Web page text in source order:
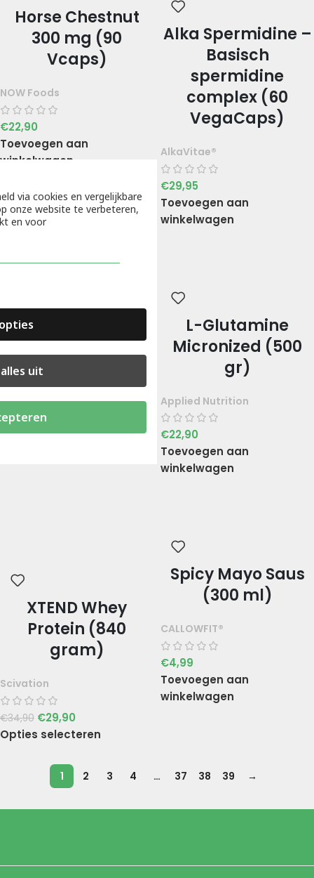
Horse Chestnut
300 mg (90
Vcaps)
NOW Foods
€22,90
Toevoegen aan
winkelwagen
Alka Spermidine –
Basisch
spermidine
complex (60
VegaCaps)
AlkaVitae®
€29,95
Toevoegen aan
winkelwagen
Glutamine (398
gr)
Rule One
€24,90
Toevoegen aan
L-Glutamine
Micronized (500
gr)
Applied Nutrition
€22,90
Toevoegen aan
winkelwagen
XTEND Whey
Protein (840
gram)
Scivation
€34,90 €29,90
Opties selecteren
Spicy Mayo Saus
(300 ml)
CALLOWFIT®
€4,99
Toevoegen aan
winkelwagen
1 2 3 4 … 37 38 39 →
via cookies en vergelijkbare
onze website te verbeteren,
en voor
uit